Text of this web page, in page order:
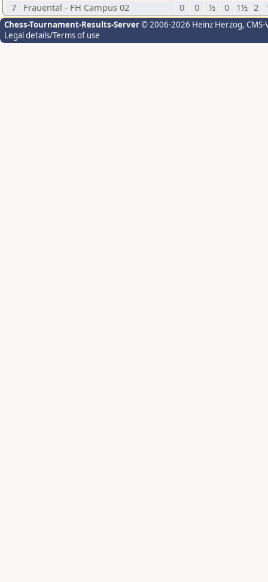
7 Frauental - FH Campus 02 0 0 ½ 0 1½ 2
Chess-Tournament-Results-Server© 2006-2026 Heinz Herzog,
Legal details/Terms of use